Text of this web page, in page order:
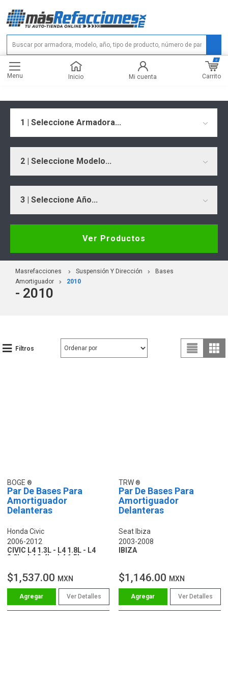
Menu Inicio Mi cuenta Carrito
0
1 | Seleccione Armadora...
2 | Seleccione Modelo...
3 | Seleccione Año...
Ver Productos
Masrefacciones Suspensión Y Dirección
Bases
Amortiguador
2010
- 2010
Filtros
BOGE
Par De Bases Para
Amortiguador
Delanteras
Honda Civic
2006-2012
CIVIC L4 1.3L - L4 1.8L - L4
2.0L - L4 2.4L - L4 1.5L
$1,537.00 MXN
Ver Detalles
TRW
Par De Bases Para
Amortiguador
Delanteras
Seat Ibiza
2003-2008
IBIZA
$1,146.00 MXN
Ver Detalles